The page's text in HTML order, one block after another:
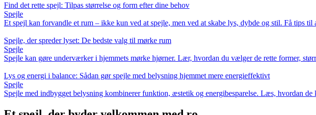
Find det rette spejl: Tilpas størrelse og form efter dine behov
Spejle
Et spejl kan forvandle et rum – ikke kun ved at spejle, men ved at skabe lys, dybde og stil. Få tips
Spejle, der spreder lyset: De bedste valg til mørke rum
Spejle
Spejle kan gøre underværker i hjemmets mørke hjørner. Lær, hvordan du vælger de rette former,
Lys og energi i balance: Sådan gør spejle med belysning hjemmet mere energieffektivt
Spejle
Spejle med indbygget belysning kombinerer funktion, æstetik og energibesparelse. Læs, hvordan